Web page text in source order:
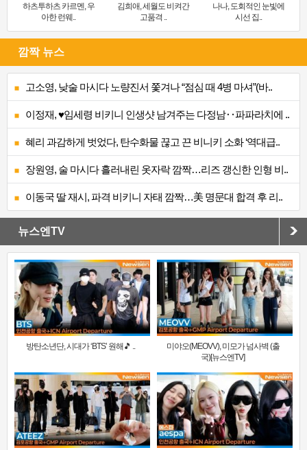
하츠투하츠 카르멘, 우
아한 런웨..
김희애, 세월도 비켜간
고품격 ..
나나, 도회적인 눈빛에
시선 집..
깜짝 뉴스
고소영, 낮술 마시다 노량진서 쫓겨나 “점심 때 4병 마셔”(바..
이정재, ♥임세령 비키니 인생샷 남겨주는 다정남‥파파라치에 ..
혜리 과감하게 벗었다, 탄수화물 끊고 끈 비니키 소화 ‘역대급..
장원영, 술 마시다 흘러내린 옷자락 깜짝…리즈 갱신한 인형 비..
이동국 딸 재시, 파격 비키니 자태 깜짝…美 명문대 합격 후 리..
뉴스엔TV
방탄소년단, 시대가 ‘BTS’ 원해🎵 ..
미야오(MEOVV), 미모가 넘사벽 (출
국)[뉴스엔TV]